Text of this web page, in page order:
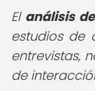
El análisis
estudios de
entrevistas,
de